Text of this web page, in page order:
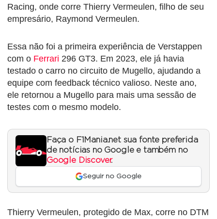
Racing, onde corre Thierry Vermeulen, filho de seu
empresário, Raymond Vermeulen.
Essa não foi a primeira experiência de Verstappen
com o Ferrari 296 GT3. Em 2023, ele já havia
testado o carro no circuito de Mugello, ajudando a
equipe com feedback técnico valioso. Neste ano,
ele retornou a Mugello para mais uma sessão de
testes com o mesmo modelo.
Faça o F1Mania.net sua fonte preferida
de notícias no Google e também no
Google Discover.
Seguir no Google
Thierry Vermeulen, protegido de Max, corre no DTM